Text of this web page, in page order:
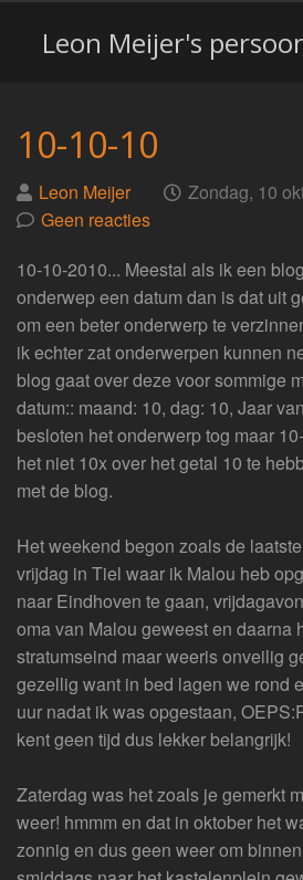
Leon Meijer's
10-10-10
Geplaatst
door
Leon Meijer op Zondag, 10
Geen reacties
10-10-2010... Meestal als ik een
onderwep een datum dan is dat uit
om een beter onderwerp te
ik echter zat onderwerpen kunnen
blog gaat over deze voor sommige
datum:: maand: 10, dag: 10, Jaar
besloten het onderwerp tog maar
het niet 10x over het getal 10 te
met de blog.
Het weekend begon zoals de
vrijdag in Tiel waar ik Malou heb
naar Eindhoven te gaan,
oma van Malou geweest en daarna
stratumseind maar weeris onveilig
gezellig want in bed lagen we rond
uur nadat ik was opgestaan,
kent geen tijd dus lekker belangrijk!
Zaterdag was het zoals je gemerkt
weer! hmmm en dat in oktober het
zonnig en dus geen weer om